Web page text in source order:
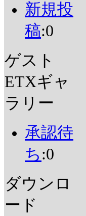
新規投
稿:0
ゲスト
ETXギャ
ラリー
承認待
ち :0
ダウンロ
ード